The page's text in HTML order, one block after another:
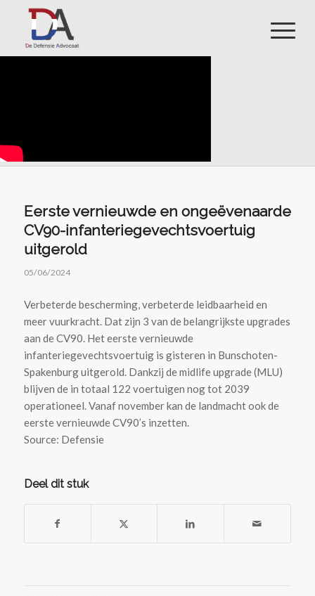
Eerste vernieuwde en ongeëvenaarde
CV90-infanteriegevechtsvoertuig
uitgerold
05/06/2024
Verbeterde bescherming, verbeterde leidbaarheid en
meer vuurkracht. Dat zijn 3 van de belangrijkste upgrades
aan de CV90. Het eerste vernieuwde
infanteriegevechtsvoertuig is gisteren in Bunschoten-
Spakenburg uitgerold. Dankzij de midlife upgrade (MLU)
blijven de in totaal 122 voertuigen nog tot 2039
operationeel. Vanaf november kan de landmacht ook de
eerste vernieuwde CV90’s inzetten.
Source: Defensie
Deel dit stuk